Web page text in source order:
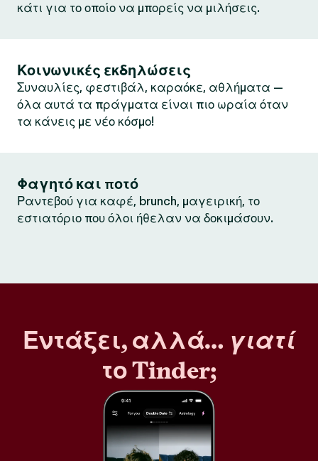
κάτι για το οποίο να μπορείς να μιλήσεις.
Κοινωνικές εκδηλώσεις
Συναυλίες, φεστιβάλ, καραόκε, αθλήματα —
όλα αυτά τα πράγματα είναι πιο ωραία όταν
τα κάνεις με νέο κόσμο!
Φαγητό και ποτό
Ραντεβού για καφέ, brunch, μαγειρική, το
εστιατόριο που όλοι ήθελαν να δοκιμάσουν.
Εντάξει, αλλά… γιατί
το Tinder;